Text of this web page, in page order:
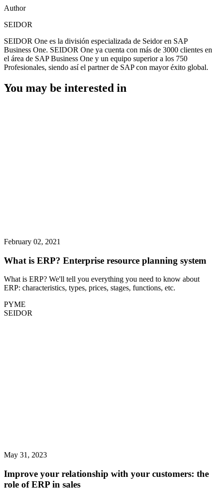
Author
SEIDOR
SEIDOR One es la división especializada de Seidor en SAP
Business One. SEIDOR One ya cuenta con más de 3000 clientes en
el área de SAP Business One y un equipo superior a los 750
Profesionales, siendo así el partner de SAP con mayor éxito global.
You may be interested in
February 02, 2021
What is ERP? Enterprise resource planning system
What is ERP? We'll tell you everything you need to know about
ERP: characteristics, types, prices, stages, functions, etc.
PYME
SEIDOR
May 31, 2023
Improve your relationship with your customers: the
role of ERP in sales